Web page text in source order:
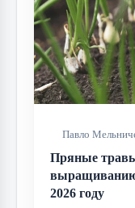
Павло
Пряные
2026 году